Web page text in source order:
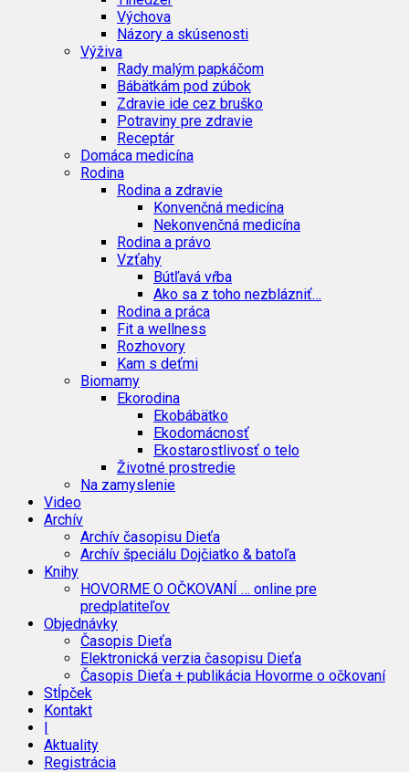
Výchova
Názory a skúsenosti
Výživa
Rady malým papkáčom
Bábätkám pod zúbok
Zdravie ide cez bruško
Potraviny pre zdravie
Receptár
Domáca medicína
Rodina
Rodina a zdravie
Konvenčná medicína
Nekonvenčná medicína
Rodina a právo
Vzťahy
Bútľavá vŕba
Ako sa z toho nezblázniť…
Rodina a práca
Fit a wellness
Rozhovory
Kam s deťmi
Biomamy
Ekorodina
Ekobábätko
Ekodomácnosť
Ekostarostlivosť o telo
Životné prostredie
Na zamyslenie
Video
Archív
Archív časopisu Dieťa
Archív špeciálu Dojčiatko & batoľa
Knihy
HOVORME O OČKOVANÍ … online pre
predplatiteľov
Objednávky
Časopis Dieťa
Elektronická verzia časopisu Dieťa
Časopis Dieťa + publikácia Hovorme o očkovaní
Stĺpček
Kontakt
|
Aktuality
Registrácia